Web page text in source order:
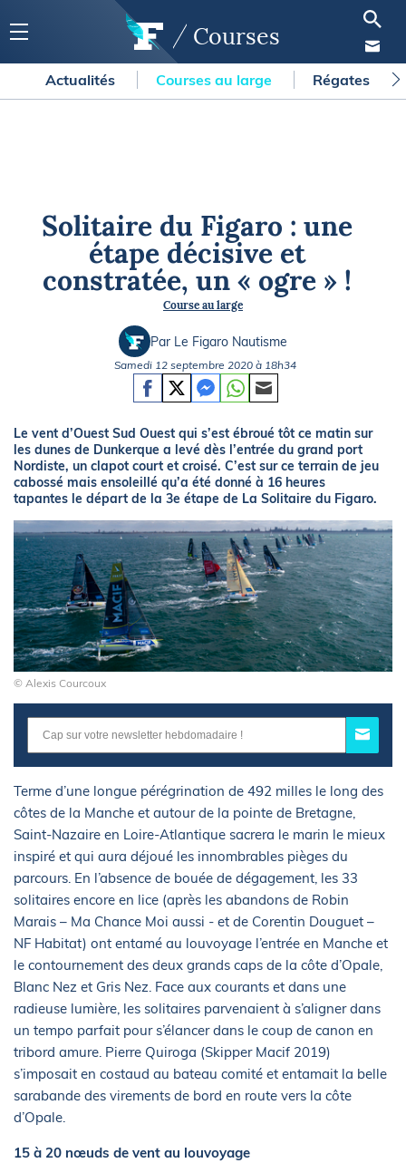
Courses
Actualités Courses au large Régates
Solitaire du Figaro : une
étape décisive et
constratée, un « ogre » !
Course au large
Par Le Figaro Nautisme
Samedi 12 septembre 2020 à 18h34
Le vent d’Ouest Sud Ouest qui s’est ébroué tôt ce matin sur
les dunes de Dunkerque a levé dès l’entrée du grand port
Nordiste, un clapot court et croisé. C’est sur ce terrain de jeu
cabossé mais ensoleillé qu’a été donné à 16 heures
tapantes le départ de la 3e étape de La Solitaire du Figaro.
© Alexis Courcoux
Terme d’une longue pérégrination de 492 milles le long des
côtes de la Manche et autour de la pointe de Bretagne,
Saint-Nazaire en Loire-Atlantique sacrera le marin le mieux
inspiré et qui aura déjoué les innombrables pièges du
parcours. En l’absence de bouée de dégagement, les 33
solitaires encore en lice (après les abandons de Robin
Marais – Ma Chance Moi aussi - et de Corentin Douguet –
NF Habitat) ont entamé au louvoyage l’entrée en Manche et
le contournement des deux grands caps de la côte d’Opale,
Blanc Nez et Gris Nez. Face aux courants et dans une
radieuse lumière, les solitaires parvenaient à s’aligner dans
un tempo parfait pour s’élancer dans le coup de canon en
tribord amure. Pierre Quiroga (Skipper Macif 2019)
s’imposait en costaud au bateau comité et entamait la belle
sarabande des virements de bord en route vers la côte
d’Opale.
15 à 20 nœuds de vent au louvoyage